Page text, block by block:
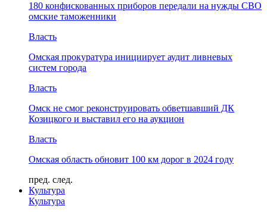
180 конфискованных приборов передали на нужды СВО
омские таможенники
Власть
Омская прокуратура инициирует аудит ливневых
систем города
Власть
Омск не смог реконструировать обветшавший ДК
Козицкого и выставил его на аукцион
Власть
Омская область обновит 100 км дорог в 2024 году
пред. след.
Культура
Культура